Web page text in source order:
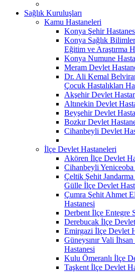
Sağlık Kuruluşları
Kamu Hastaneleri
Konya Şehir
Konya Sağlık
Eğitim ve Araştırma
Konya Numune
Meram Devlet
Dr. Ali Kemal
Çocuk Hastalıkları
Akşehir Devlet
Altınekin Devlet
Beyşehir Devlet
Bozkır Devlet
Cihanbeyli Devlet
İlçe Devlet Hastaneleri
Akören İlçe Devlet
Cihanbeyli
Çeltik Şehit
Gülle İlçe Devlet
Çumra Şehit Ahmet
Hastanesi
Derbent İlçe Entegre
Derebucak İlçe
Emirgazi İlçe Devlet
Güneysınır Vali
Hastanesi
Kulu Ömeranlı İlçe
Taşkent İlçe Devlet